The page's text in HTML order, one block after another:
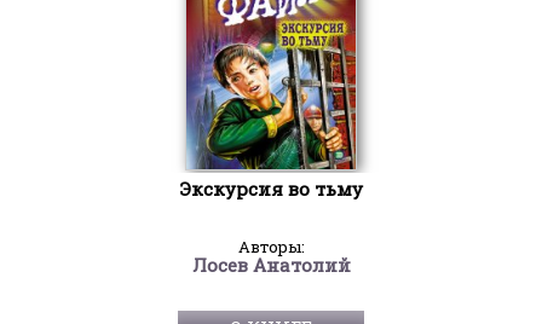
Экскурсия во тьму
Авторы:
Лосев Анатолий